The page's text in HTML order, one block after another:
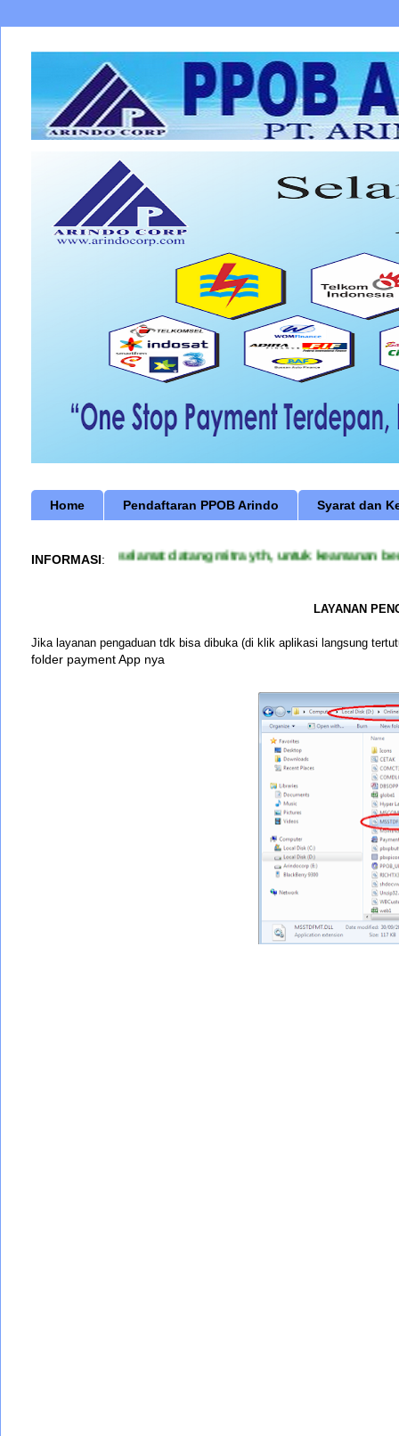
Home Pendaftaran PPOB Arindo Syarat dan
INFORMASI:
selamat datang mitra yth, untuk keamanan
LAYANAN
Jika layanan pengaduan tdk bisa dibuka (di klik aplikasi langsung
folder payment App nya